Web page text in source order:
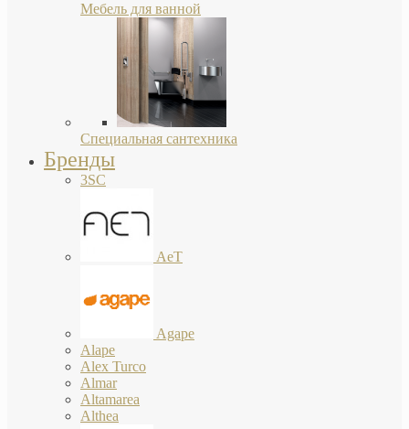
Мебель для ванной
Специальная сантехника
Бренды
3SC
AeT
Agape
Alape
Alex Turco
Almar
Altamarea
Althea